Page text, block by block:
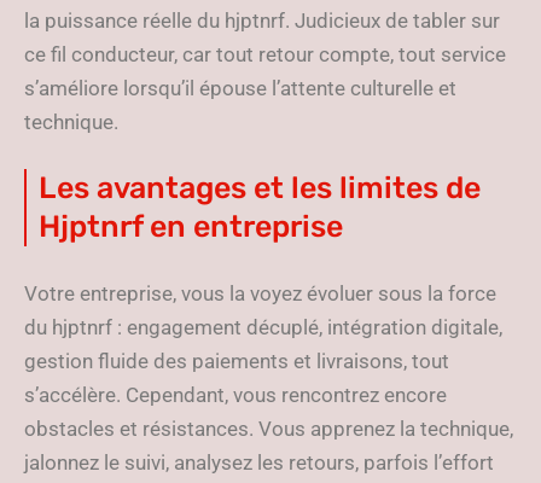
la puissance réelle du hjptnrf. Judicieux de tabler sur
ce fil conducteur, car tout retour compte, tout service
s’améliore lorsqu’il épouse l’attente culturelle et
technique.
Les avantages et les limites de
Hjptnrf en entreprise
Votre entreprise, vous la voyez évoluer sous la force
du hjptnrf : engagement décuplé, intégration digitale,
gestion fluide des paiements et livraisons, tout
s’accélère. Cependant, vous rencontrez encore
obstacles et résistances. Vous apprenez la technique,
jalonnez le suivi, analysez les retours, parfois l’effort